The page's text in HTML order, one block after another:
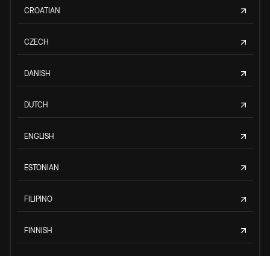
CROATIAN
CZECH
DANISH
DUTCH
ENGLISH
ESTONIAN
FILIPINO
FINNISH